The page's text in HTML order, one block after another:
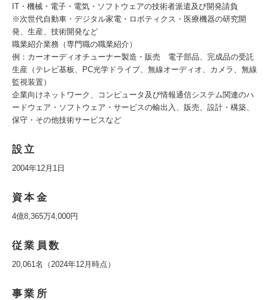
IT・機械・電子・電気・ソフトウェアの技術者派遣及び開発請負
※次世代自動車・デジタル家電・ロボティクス・医療機器の研究開
発、生産、技術開発など
職業紹介業務（専門職の職業紹介）
例：カーオーディオチューナー製造・販売 電子部品、完成品の受託
生産（テレビ基板、PC光学ドライブ、無線オーディオ、カメラ、無線
監視装置）
企業向けネットワーク、コンピュータ及び情報通信システム関連のハ
ードウェア・ソフトウェア・サービスの輸出入、販売、設計・構築、
保守・その他技術サービスなど
設立
2004年12月1日
資本金
4億8,365万4,000円
従業員数
20,061名（2024年12月時点）
事業所